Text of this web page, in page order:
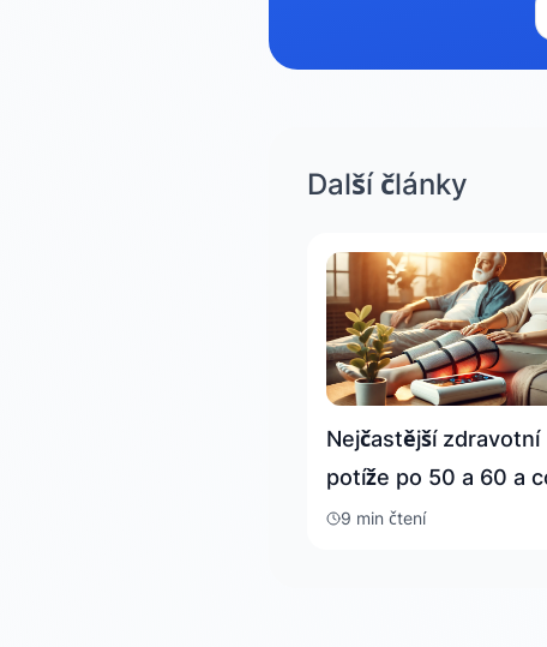
Další články
Nejčastější zdravotní
potíže po 50 a 60 a
stane, když je budete
9 min čtení